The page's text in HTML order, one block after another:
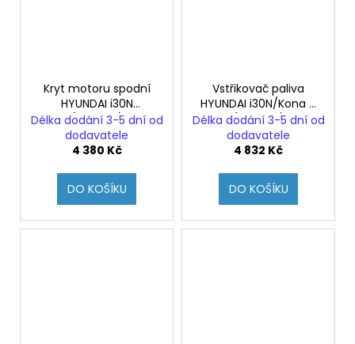
Kryt motoru spodní
HYUNDAI i30N
(Originál)
Délka dodání 3-5 dní od
dodavatele
4 380 Kč
DO KOŠÍKU
Vstřikovač paliva
HYUNDAI i30N/Kona N
(Originál)
Délka dodání 3-5 dní od
dodavatele
4 832 Kč
DO KOŠÍKU